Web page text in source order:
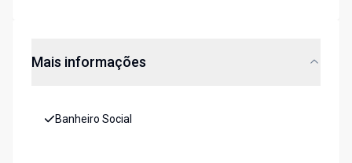
Mais informações
Banheiro Social